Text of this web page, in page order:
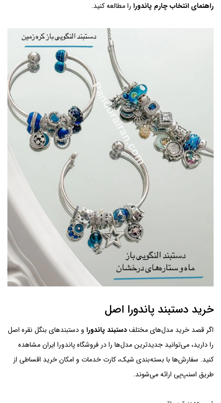
راهنمای انتخاب چارم پاندورا را مطالعه کنید.
خرید دستبند پاندورا اصل
اگر قصد خرید مدل‌های مختلفدستبند پاندورا و دستبندهای بنگل نقره اصل
را دارید، می‌توانید جدیدترین مدل‌ها را در فروشگاه پاندورا ایران مشاهده
کنید. سفارش‌ها با بسته‌بندی شیک، کارت خدمات و امکان خرید اقساطی از
طریق اسنپ‌پی ارائه می‌شوند.